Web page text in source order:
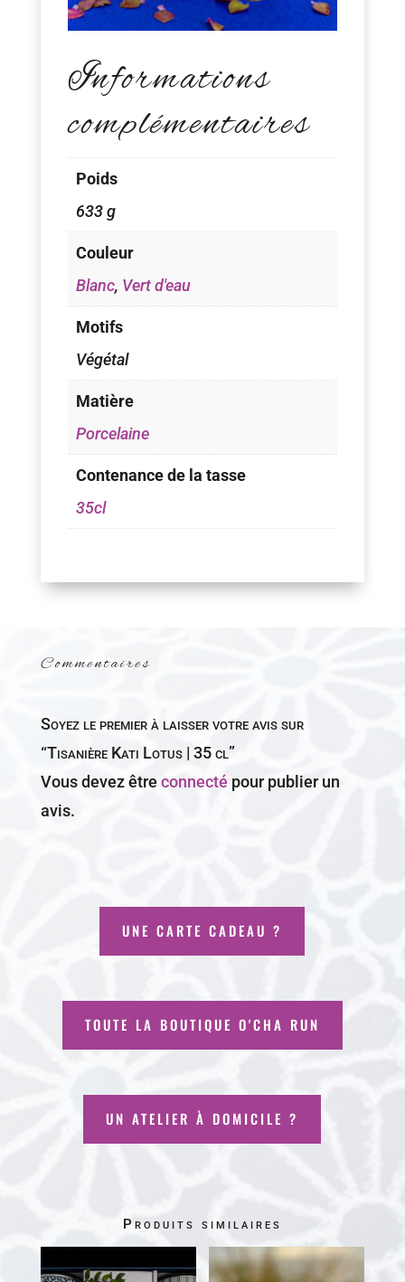
Informations
complémentaires
Poids
633 g
Couleur
Blanc, Vert d'eau
Motifs
Végétal
Matière
Porcelaine
Contenance de la tasse
35cl
Commentaires
Soyez le premier à laisser votre avis sur
“Tisanière Kati Lotus | 35 cl”
Vous devez êtreconnecté pour publier un
avis.
UNE CARTE CADEAU ?
TOUTE LA BOUTIQUE O'CHA RUN
UN ATELIER À DOMICILE ?
Produits similaires